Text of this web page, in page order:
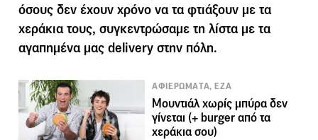
όσους δεν έχουν χρόνο να τα φτιάξουν με τα
χεράκια τους, συγκεντρώσαμε τη λίστα με τα
αγαπημένα μας delivery στην πόλη.
ΑΦΙΕΡΩΜΑΤΑ, ΕΖΑ
Μουντιάλ χωρίς μπύρα δεν
γίνεται (+ burger από τα
χεράκια σου)